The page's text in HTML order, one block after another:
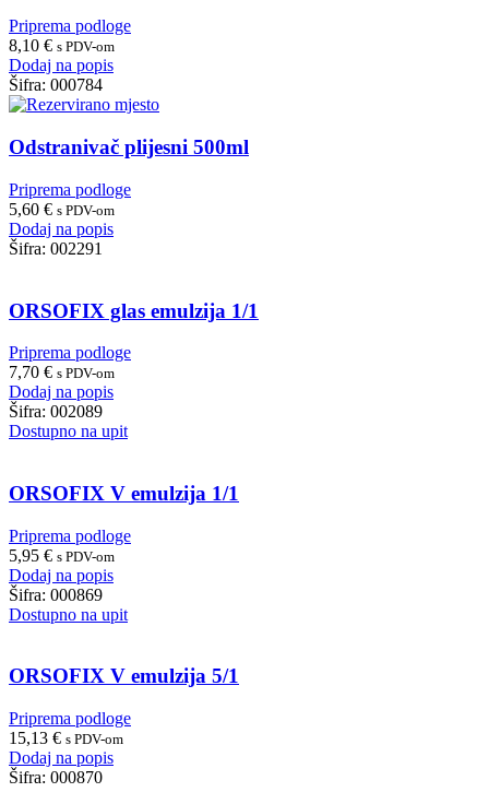
Priprema podloge
8,10 € s PDV-om
Dodaj na popis
Šifra: 000784
Odstranivač plijesni 500ml
Priprema podloge
5,60 € s PDV-om
Dodaj na popis
Šifra: 002291
ORSOFIX glas emulzija 1/1
Priprema podloge
7,70 € s PDV-om
Dodaj na popis
Šifra: 002089
Dostupno na upit
ORSOFIX V emulzija 1/1
Priprema podloge
5,95 € s PDV-om
Dodaj na popis
Šifra: 000869
Dostupno na upit
ORSOFIX V emulzija 5/1
Priprema podloge
15,13 € s PDV-om
Dodaj na popis
Šifra: 000870